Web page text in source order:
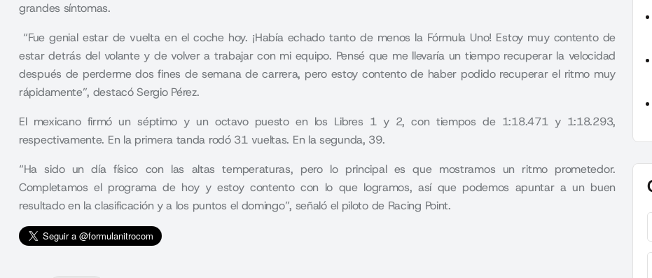
grandes síntomas.
“Fue genial estar de vuelta en el coche hoy. ¡Había echado tanto de menos la Fórmula Uno! Estoy muy contento de
estar detrás del volante y de volver a trabajar con mi equipo. Pensé que me llevaría un tiempo recuperar la velocidad
después de perderme dos fines de semana de carrera, pero estoy contento de haber podido recuperar el ritmo muy
rápidamente”, destacó Sergio Pérez.
El mexicano firmó un séptimo y un octavo puesto en los Libres 1 y 2, con tiempos de 1:18.471 y 1:18.293,
respectivamente. En la primera tanda rodó 31 vueltas. En la segunda, 39.
“Ha sido un día físico con las altas temperaturas, pero lo principal es que mostramos un ritmo prometedor.
Completamos el programa de hoy y estoy contento con lo que logramos, así que podemos apuntar a un buen
resultado en la clasificación y a los puntos el domingo”, señaló el piloto de Racing Point.